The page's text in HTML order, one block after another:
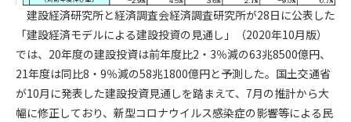
建設経済研究所と経済調査会経済調査研究所が28日に公表した
「建設経済モデルによる建設投資の見通し」（2020年10月版）
では、20年度の建設投資は前年度比2・3％減の63兆8500億円、
21年度は同比8・9％減の58兆1800億円と予測した。国土交通省
が10月に発表した建設投資見通しを踏まえて、7月の推計から大
幅に修正しており、新型コロナウイルス感染症の影響等による民
第4条（会員審査および資格の取り消し）
会員とは、本規約を承諾の上、所定の会員申込手続きを完了
後、管理者がこれを承認した者をいいます。
第4条（会員の定義と登録）
1. 管理者は前条により審査の結果、会員申込みをした者が以下